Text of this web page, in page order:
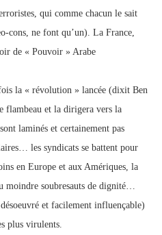
qui comme chacun le sait
cons, ne font qu’un). La France,
de « Pouvoir » Arabe
la « révolution » lancée (dixit Ben
flambeau et la dirigera vers la
laminés et certainement pas
les syndicats se battent pour
en Europe et aux Amériques, la
moindre soubresauts de dignité…
et facilement influençable)
plus virulents.